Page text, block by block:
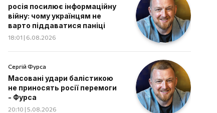
росія посилює інформаційну
війну: чому українцям не
варто піддаватися паніці
18:01 | 6.08.2026
Сергій Фурса
Масовані удари балістикою
не приносять росії перемоги
- Фурса
20:10 | 5.08.2026